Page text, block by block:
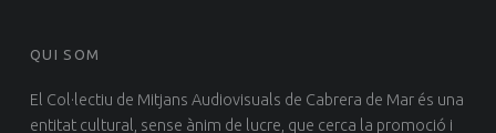
QUI SOM
El Col·lectiu de Mitjans Audiovisuals de Cabrera de Mar és una
entitat cultural, sense ànim de lucre, que cerca la promoció i